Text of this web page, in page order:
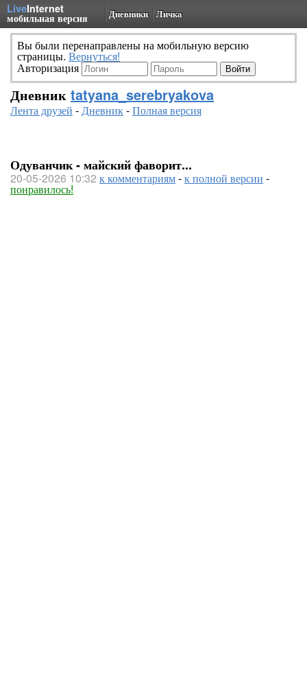
LiveInternet
мобильная версия Дневники Личка
Вы были перенаправлены на мобильную версию
страницы. Вернуться!
Авторизация
Дневник tatyana_serebryakova
Лента друзей -Дневник-Полная версия
Одуванчик - майский фаворит...
20-05-2026 10:32 к комментариям-к полной версии -
понравилось!